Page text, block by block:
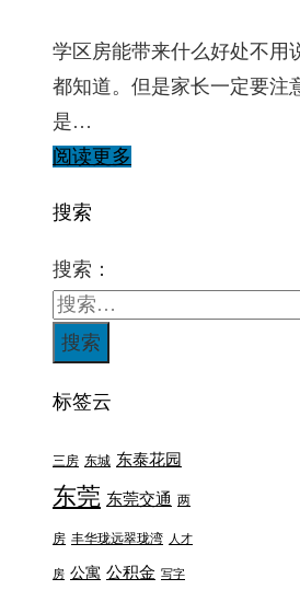
学区房能带来什么好处不用
都知道。但是家长一定要注
是…
阅读更多
搜索
搜索：
标签云
三房 东城 东泰花园
东莞 东莞交通 两
房 丰华珑远翠珑湾 人才
房 公寓 公积金 写字